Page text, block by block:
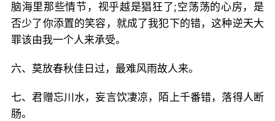
脑海里那些情节，视乎越是猖狂了;空荡荡的心房，是
否少了你添置的笑容，就成了我犯下的错，这种逆天大
罪该由我一个人来承受。
六、莫放春秋佳日过，最难风雨故人来。
七、君赠忘川水，妄言饮凄凉，陌上千番错，落得人断
肠。